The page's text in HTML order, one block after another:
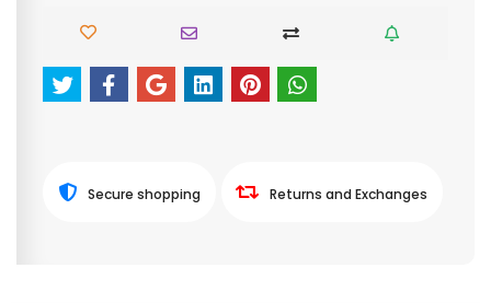
Secure shopping Returns and Exchanges